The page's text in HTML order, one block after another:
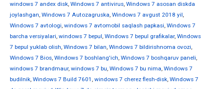
windows 7 andex disk, Windows 7 antivirus, Windows 7 asosan diskda
joylashgan, Windows 7 Autozagruska, Windows 7 avgust 2018 yil,
Windows 7 avtologi, windows 7 avtomobil saqlash papkasi, Windows 7
barcha versiyalari, windows 7 bepul, Windows 7 bepul grafikalar, Windows
7 bepul yuklab olish, Windows 7 bilan, Windows 7 bildirishnoma ovozi,
Windows 7 Bios, Windows 7 boshlang'ich, Windows 7 boshqaruv paneli,
windows 7 brandmaur, windows 7 bu, Windows 7 bu nima, Windows 7
budilnik, Windows 7 Build 7601 , windows 7 cherez flesh-disk, Windows 7